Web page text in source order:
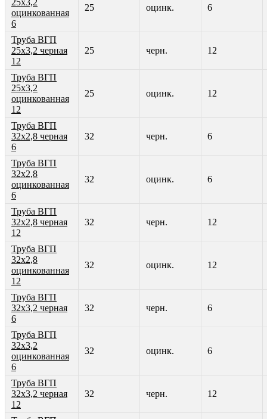
оцинкованная
6
25 оцинк. 6
Труба ВГП
25х3,2 черная
12
25 черн. 12
Труба ВГП
25х3,2
оцинкованная
12
25 оцинк. 12
Труба ВГП
32х2,8 черная
6
32 черн. 6
Труба ВГП
32х2,8
оцинкованная
6
32 оцинк. 6
Труба ВГП
32х2,8 черная
12
32 черн. 12
Труба ВГП
32х2,8
оцинкованная
12
32 оцинк. 12
Труба ВГП
32х3,2 черная
6
32 черн. 6
Труба ВГП
32х3,2
оцинкованная
6
32 оцинк. 6
Труба ВГП
32х3,2 черная
12
32 черн. 12